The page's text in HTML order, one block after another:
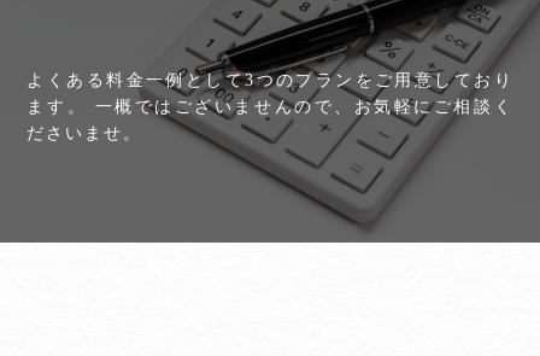
よくある料金一例として3つのプランをご用意しており
ます。 一概ではございませんので、お気軽にご相談く
ださいませ。